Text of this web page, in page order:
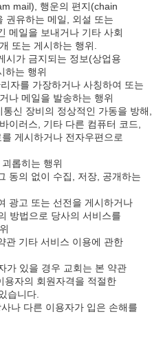
mail), 행운의 편지(chain
권유하는 메일, 외설 또는
메일을 보내거나 기타 사회
또는 게시하는 행위.
시가 금지되는 정보(상업용
하는 행위
자를 가장하거나 사칭하여 또는
나 메일을 발송하는 행위
신 장비의 정상적인 가동을 방해,
이러스, 기타 다른 컴퓨터 코드,
게시하거나 전자우편으로
롭히는 행위
동의 없이 수집, 저장, 공개하는
광고 또는 선전을 게시하거나
방법으로 당사의 서비스를
관 기타 서비스 이용에 관한
가 있을 경우 교회는 본 약관
용자의 회원자격을 적절한
습니다.
나 다른 이용자가 입은 손해를